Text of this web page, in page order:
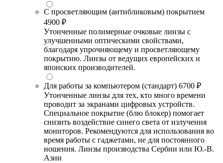
С просветляющим (антибликовым) покрытием
4900 ₽
Утонченные полимерные очковые линзы с
улучшенными оптическими свойствами,
благодаря упрочняющему и просветляющему
покрытию. Линзы от ведущих европейских и
японских производителей.
Для работы за компьютером (стандарт) 6700 ₽
Утонченные линзы для тех, кто много времени
проводит за экранами цифровых устройств.
Специальное покрытие (блю блокер) помогает
снизить воздействие синего света от излучения
мониторов. Рекомендуются для использования во
время работы с гаджетами, не для постоянного
ношения. Линзы производства Сербии или Ю.-В.
Азии